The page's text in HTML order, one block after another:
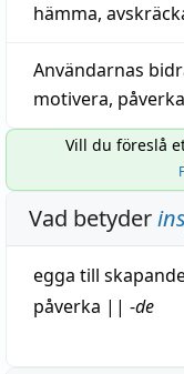
hämma,
Användarnas
motivera, påverka
Vill du föreslå
Vad betyder
egga till
påverka || -de